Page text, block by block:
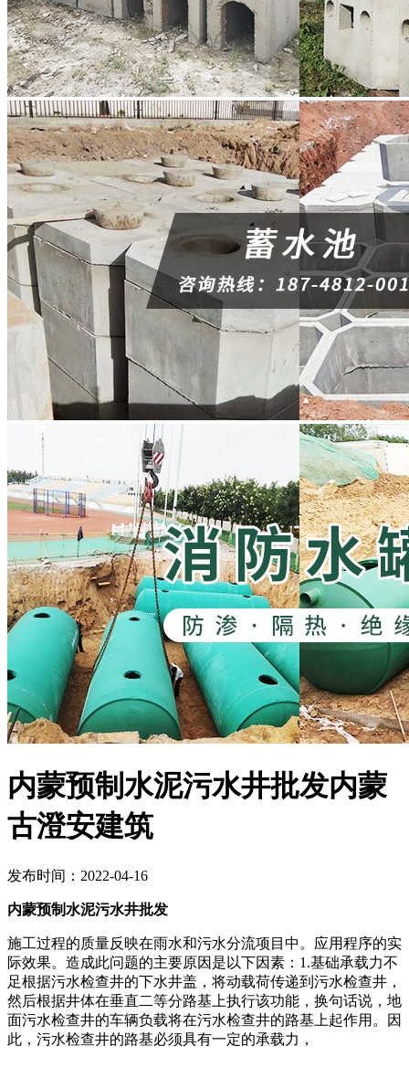
内蒙预制水泥污水井批发内蒙
古澄安建筑
发布时间：2022-04-16
内蒙预制水泥污水井批发
施工过程的质量反映在雨水和污水分流项目中。应用程序的实
际效果。造成此问题的主要原因是以下因素：1.基础承载力不
足根据污水检查井的下水井盖，将动载荷传递到污水检查井，
然后根据井体在垂直二等分路基上执行该功能，换句话说，地
面污水检查井的车辆负载将在污水检查井的路基上起作用。因
此，污水检查井的路基必须具有一定的承载力，